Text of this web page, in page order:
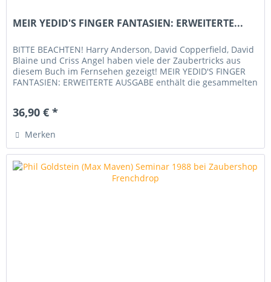
MEIR YEDID'S FINGER FANTASIEN: ERWEITERTE...
BITTE BEACHTEN! Harry Anderson, David Copperfield, David
Blaine und Criss Angel haben viele der Zaubertricks aus
diesem Buch im Fernsehen gezeigt! MEIR YEDID'S FINGER
FANTASIEN: ERWEITERTE AUSGABE enthält die gesammelten
36,90 € *
Merken